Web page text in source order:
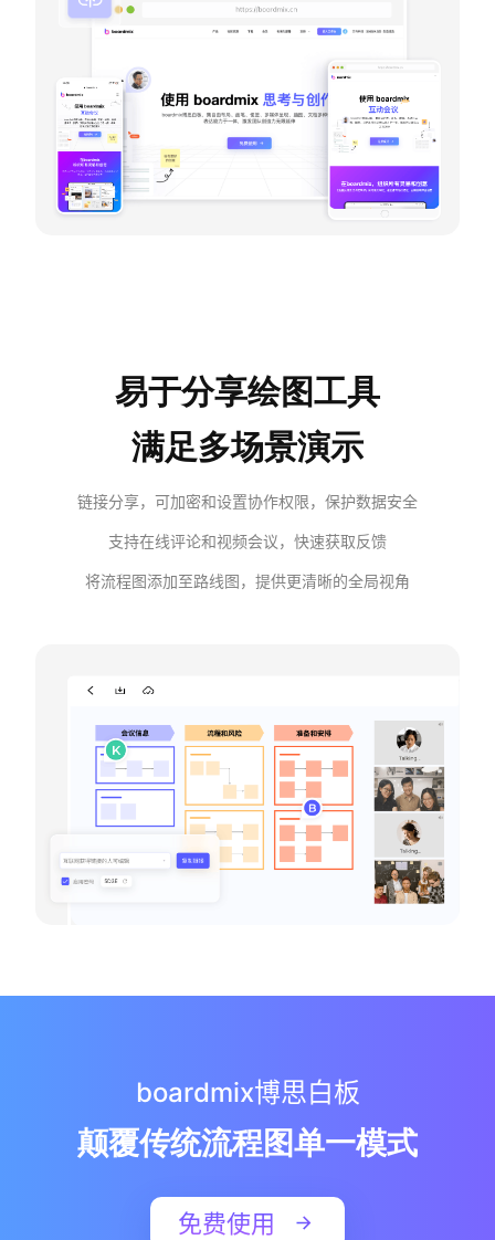
易于分享绘图工具
满足多场景演示
链接分享，可加密和设置协作权限，保护数据安全
支持在线评论和视频会议，快速获取反馈
将流程图添加至路线图，提供更清晰的全局视角
boardmix博思白板
颠覆传统流程图单一模式
免费使用